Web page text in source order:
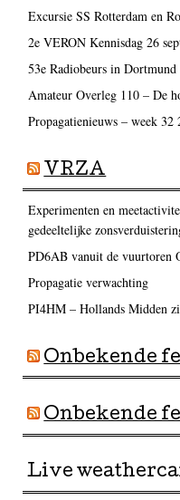
Excursie SS Rotterdam en
2e VERON Kennisdag 26
53e Radiobeurs in Dortmund
Amateur Overleg 110 – De
Propagatienieuws – week 32
VRZA
Experimenten en
gedeeltelijke
PD6AB vanuit de vuurtoren
Propagatie verwachting
PI4HM – Hollands Midden
Onbekende
Onbekende
Live